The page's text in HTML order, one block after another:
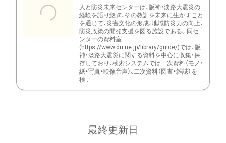
人と防災未来センターは、阪神・淡路大震災の
経験を語り継ぎ、その教訓を未来に生かすこと
を通じて、災害文化の形成、地域防災力の向上、
防災政策の開発支援を図る施設である。同セ
ンターの資料室
(https://www.dri.ne.jp/library/guide/)では、阪
神・淡路大震災に関する資料を中心に収集・保
存しており、検索システムでは一次資料（モノ・
紙・写真・映像音声）、二次資料（図書・雑誌）を
検...
最終更新日